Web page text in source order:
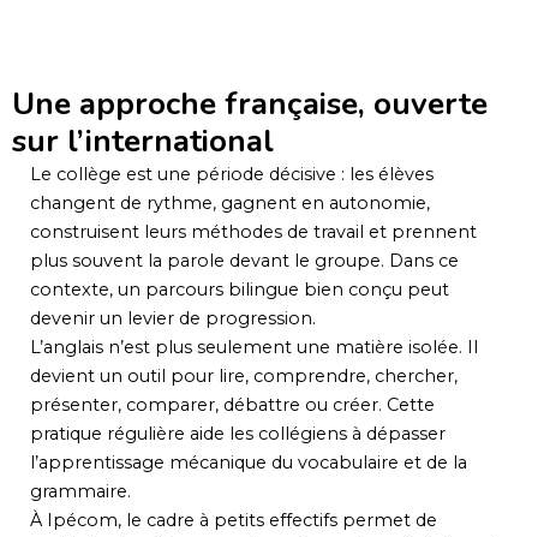
Une approche française, ouverte
sur l’international
Le collège est une période décisive : les élèves
changent de rythme, gagnent en autonomie,
construisent leurs méthodes de travail et prennent
plus souvent la parole devant le groupe. Dans ce
contexte, un parcours bilingue bien conçu peut
devenir un levier de progression.
L’anglais n’est plus seulement une matière isolée. Il
devient un outil pour lire, comprendre, chercher,
présenter, comparer, débattre ou créer. Cette
pratique régulière aide les collégiens à dépasser
l’apprentissage mécanique du vocabulaire et de la
grammaire.
À Ipécom, le cadre à petits effectifs permet de